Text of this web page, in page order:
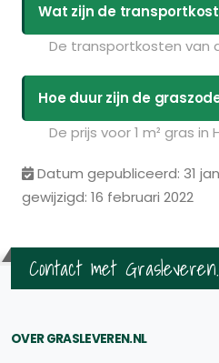
Wat zijn de
Hoe duur zijn de
Datum gepubliceerd: 31
gewijzigd: 16 februari 2022
Contact met
OVER GRASLEVEREN.NL